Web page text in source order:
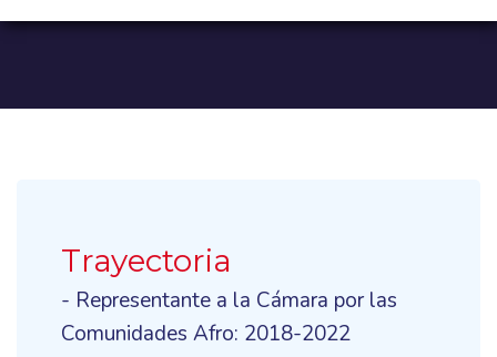
Trayectoria
- Representante a la Cámara por las
Comunidades Afro: 2018-2022